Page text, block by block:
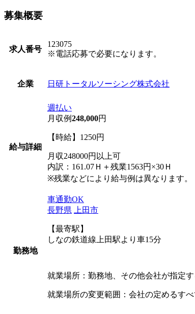
募集概要
求人番号
123075
※電話応募で必要になります。
企業 日研トータルソーシング株式会社
給与詳細
週払い
月収例248,000円
【時給】1250円
月収248000円以上可
内訳：161.07Ｈ＋残業1563円×30Ｈ
※残業などにより給与例は異なります。
勤務地
車通勤OK
長野県
上田市
【最寄駅】
しなの鉄道線上田駅より車15分
就業場所：勤務地、その他会社が指定す
就業場所の変更範囲：会社の定めるす